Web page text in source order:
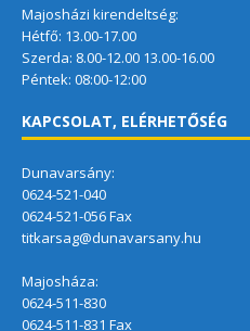
Majosházi kirendeltség:
Hétfő: 13.00-17.00
Szerda: 8.00-12.00 13.00-16.00
Péntek: 08:00-12:00
KAPCSOLAT, ELÉRHETŐSÉG
Dunavarsány:
0624-521-040
0624-521-056 Fax
titkarsag@dunavarsany.hu
Majosháza:
0624-511-830
0624-511-831 Fax